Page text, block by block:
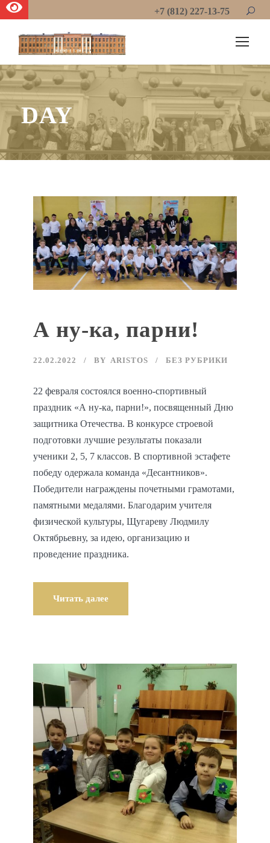
+7 (812) 227-13-75
DAY
А ну-ка, парни!
22.02.2022 BY ARISTOS БЕЗ РУБРИКИ
22 февраля состоялся военно-спортивный
праздник «А ну-ка, парни!», посвященный Дню
защитника Отечества. В конкурсе строевой
подготовки лучшие результаты показали
ученики 2, 5, 7 классов. В спортивной эстафете
победу одержала команда «Десантников».
Победители награждены почетными грамотами,
памятными медалями. Благодарим учителя
физической культуры, Щугареву Людмилу
Октябрьевну, за идею, организацию и
проведение праздника.
Читать далее